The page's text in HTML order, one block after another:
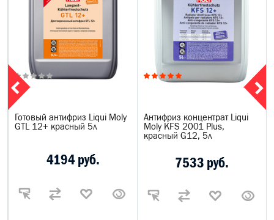
Готовый антифриз Liqui Moly
GTL 12+ красный 5л
4194 руб.
Антифриз концентрат Liqui
Moly KFS 2001 Plus,
красный G12, 5л
7533 руб.